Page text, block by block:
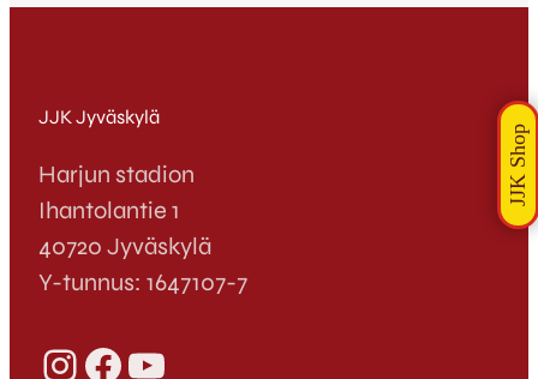
JJK Jyväskylä
Harjun stadion
Ihantolantie 1
40720 Jyväskylä
Y-tunnus: 1647107-7
InstagramFacebook YouTube